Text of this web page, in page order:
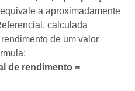
a aproximadamente
calculada
de um valor
de rendimento =